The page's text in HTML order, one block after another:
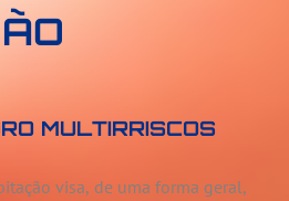
MULTIRRISCOS
visa, de uma forma geral,